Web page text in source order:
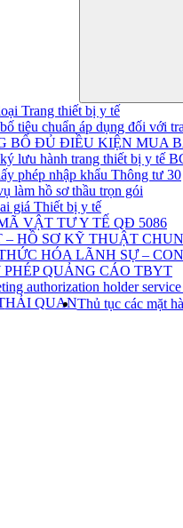
Trang thiết bị y tế
tiêu chuẩn áp dụng đối với
BỐ ĐỦ ĐIỀU KIỆN MUA
lưu hành trang thiết bị y tế
phép nhập khẩu Thông tư 30
làm hồ sơ thầu trọn gói
giá Thiết bị y tế
VẬT TƯ Y TẾ QĐ 5086
– HỒ SƠ KỸ THUẬT
HÓA LÃNH SỰ –
PHÉP QUẢNG CÁO TBYT
authorization holder
HẢI QUANThủ tục các mặt